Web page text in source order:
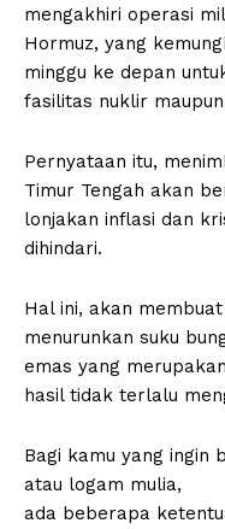
mengakhiri operasi
Hormuz, yang
minggu ke depan
fasilitas nuklir
Pernyataan itu,
Timur Tengah akan
lonjakan inflasi dan
dihindari.
Hal ini, akan
menurunkan suku
emas yang
hasil tidak terlalu
Bagi kamu yang ingin
atau logam mulia,
ada beberapa